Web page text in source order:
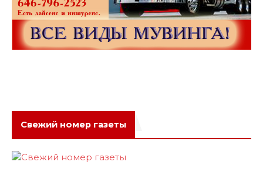
Свежий номер газеты